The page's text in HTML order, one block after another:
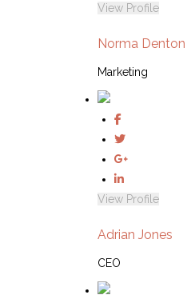
View Profile
Norma Denton
Marketing
View Profile
Adrian Jones
CEO